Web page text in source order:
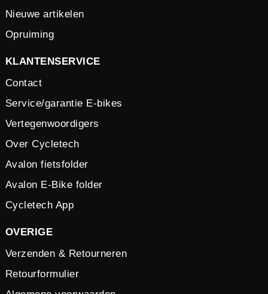
Nieuwe artikelen
Opruiming
KLANTENSERVICE
Contact
Service/garantie E-bikes
Vertegenwoordigers
Over Cycletech
Avalon fietsfolder
Avalon E-Bike folder
Cycletech App
OVERIGE
Verzenden & Retourneren
Retourformulier